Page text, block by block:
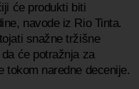
će produkti biti
navode iz Rio Tinta.
snažne tržišne
će potražnja za
tokom naredne decenije.